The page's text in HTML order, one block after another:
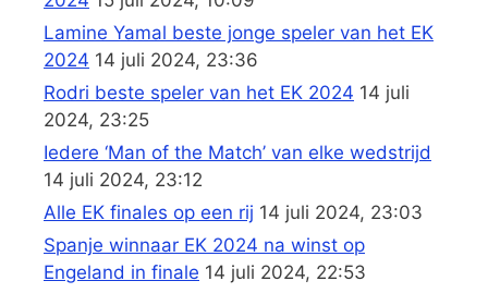
Lamine Yamal beste jonge speler van het EK
2024 14 juli 2024, 23:36
Rodri beste speler van het EK 2024 14 juli
2024, 23:25
Iedere ‘Man of the Match’ van elke wedstrijd
14 juli 2024, 23:12
Alle EK finales op een rij 14 juli 2024, 23:03
Spanje winnaar EK 2024 na winst op
Engeland in finale 14 juli 2024, 22:53